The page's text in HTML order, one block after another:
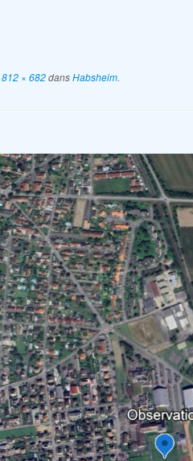
812 × 682dansHabsheim.